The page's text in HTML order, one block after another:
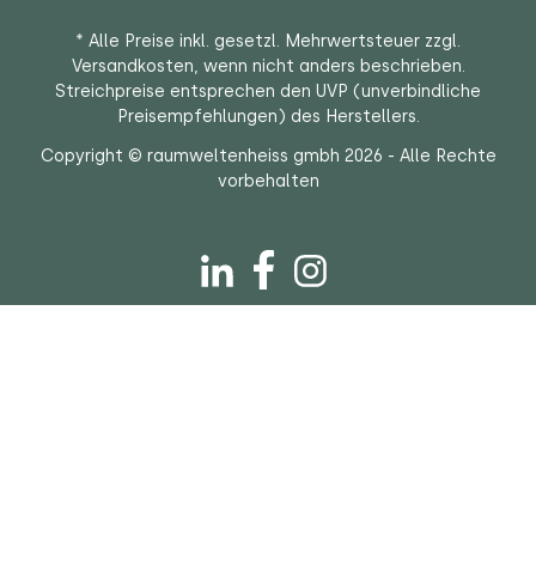
* Alle Preise inkl. gesetzl. Mehrwertsteuer zzgl.
Versandkosten, wenn nicht anders beschrieben.
Streichpreise entsprechen den UVP (unverbindliche
Preisempfehlungen) des Herstellers.
Copyright © raumweltenheiss gmbh 2026 - Alle Rechte
vorbehalten